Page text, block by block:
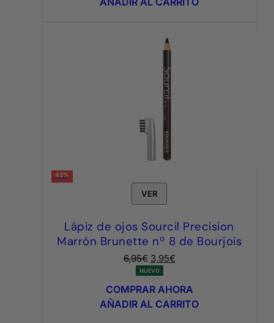
179,95€.89,95€.
43%
VER
Lápiz de ojos Sourcil Precision
Marrón Brunette nº 8 de Bourjois
6,95€ El
precio
original
era:
6,95€.
3,95€El
actual
es:
3,95€.
NUEVO
COMPRAR AHORA
AÑADIR AL CARRITO